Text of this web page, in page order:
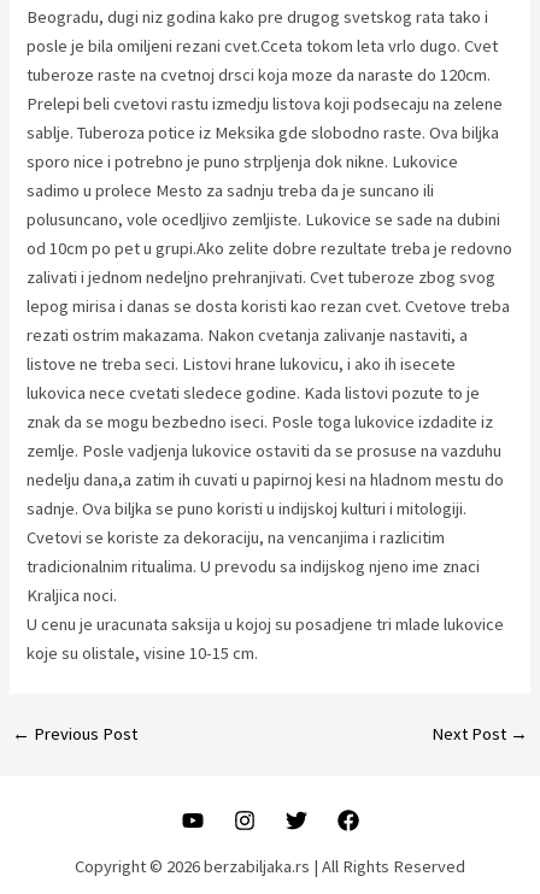
Beogradu, dugi niz godina kako pre drugog svetskog rata tako i
posle je bila omiljeni rezani cvet.Cceta tokom leta vrlo dugo. Cvet
tuberoze raste na cvetnoj drsci koja moze da naraste do 120cm.
Prelepi beli cvetovi rastu izmedju listova koji podsecaju na zelene
sablje. Tuberoza potice iz Meksika gde slobodno raste. Ova biljka
sporo nice i potrebno je puno strpljenja dok nikne. Lukovice
sadimo u prolece Mesto za sadnju treba da je suncano ili
polusuncano, vole ocedljivo zemljiste. Lukovice se sade na dubini
od 10cm po pet u grupi.Ako zelite dobre rezultate treba je redovno
zalivati i jednom nedeljno prehranjivati. Cvet tuberoze zbog svog
lepog mirisa i danas se dosta koristi kao rezan cvet. Cvetove treba
rezati ostrim makazama. Nakon cvetanja zalivanje nastaviti, a
listove ne treba seci. Listovi hrane lukovicu, i ako ih isecete
lukovica nece cvetati sledece godine. Kada listovi pozute to je
znak da se mogu bezbedno iseci. Posle toga lukovice izdadite iz
zemlje. Posle vadjenja lukovice ostaviti da se prosuse na vazduhu
nedelju dana,a zatim ih cuvati u papirnoj kesi na hladnom mestu do
sadnje. Ova biljka se puno koristi u indijskoj kulturi i mitologiji.
Cvetovi se koriste za dekoraciju, na vencanjima i razlicitim
tradicionalnim ritualima. U prevodu sa indijskog njeno ime znaci
Kraljica noci.
U cenu je uracunata saksija u kojoj su posadjene tri mlade lukovice
koje su olistale, visine 10-15 cm.
Post
← Previous Post Next Post →
Copyright © 2026 berzabiljaka.rs | All Rights Reserved